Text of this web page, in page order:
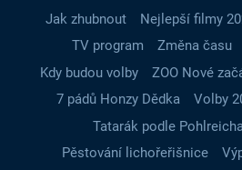
Jak zhubnout Nejlepší filmy
TV program
Změna času
Kdy budou volby
ZOO Nové
7 pádů Honzy Dědka
Volby
Tatarák podle Pohlreicha
Pěstování lichořeřišnice